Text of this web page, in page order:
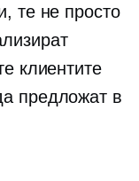
те не просто
клиентите
предложат в